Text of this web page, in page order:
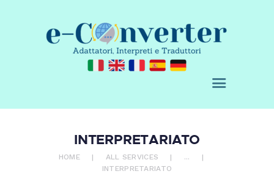
INTERPRETARIATO
HOME ALL SERVICES
...
INTERPRETARIATO
E-CONVERTER - AGENZIA DI
TRADUZIONE
Adattatori, Interpreti e Traduttori
SERVIZI
ACQUISTA